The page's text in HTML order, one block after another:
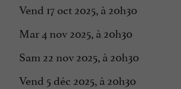
Vend 17 oct 2025, à 20h30
Mar 4 nov 2025, à 20h30
Sam 22 nov 2025, à 20h30
Vend 5 déc 2025, à 20h30